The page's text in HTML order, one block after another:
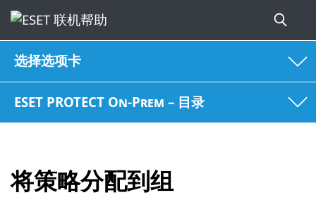
选择选项卡
ESET PROTECT On-Prem – 目录
将策略分配到组